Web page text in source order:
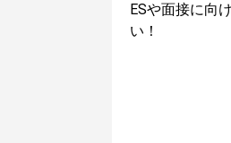
ESや面接に向
い！